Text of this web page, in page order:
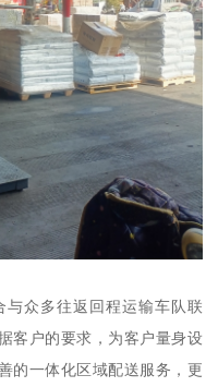
众多往返回程运输车队联
客户的要求，为客户量身设
的一体化区域配送服务，更